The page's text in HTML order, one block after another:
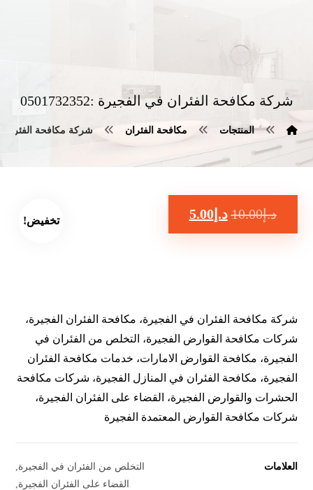
شركة مكافحة الفئران في الفجيرة :0501732352
المنتجات مكافحة الفئران شركة مكافحة الفئران في
تخفيض! د.إ10.00 د.إ5.00
شركة مكافحة الفئران في الفجيرة، مكافحة الفئران الفجيرة،
شركات مكافحة القوارض الفجيرة، التخلص من الفئران في
الفجيرة، مكافحة القوارض الامارات، خدمات مكافحة الفئران
الفجيرة، مكافحة الفئران في المنازل الفجيرة، شركات مكافحة
الحشرات والقوارض الفجيرة، القضاء على الفئران الفجيرة،
شركات مكافحة القوارض المعتمدة الفجيرة
العلامات التخلص من الفئران في الفجيرة,
القضاء على الفئران الفجيرة,